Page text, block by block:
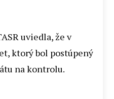
uviedla, že v
ktorý bol postúpený
na kontrolu.